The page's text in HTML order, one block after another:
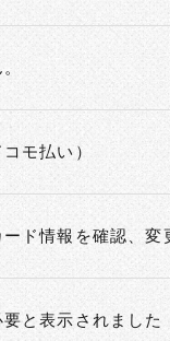
モ払い）
ド情報を確認、変
と表示されました